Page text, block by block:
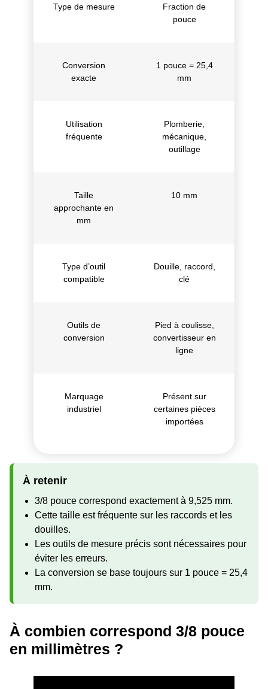
Type de mesure
Fraction de
pouce
Conversion
exacte
1 pouce = 25,4
mm
Utilisation
fréquente
Plomberie,
mécanique,
outillage
Taille
approchante en
mm
10 mm
Type d’outil
compatible
Douille, raccord,
clé
Outils de
conversion
Pied à coulisse,
convertisseur en
ligne
Marquage
industriel
Présent sur
certaines pièces
importées
À retenir
3/8 pouce correspond exactement à 9,525 mm.
Cette taille est fréquente sur les raccords et les
douilles.
Les outils de mesure précis sont nécessaires pour
éviter les erreurs.
La conversion se base toujours sur 1 pouce = 25,4
mm.
À combien correspond 3/8 pouce
en millimètres ?